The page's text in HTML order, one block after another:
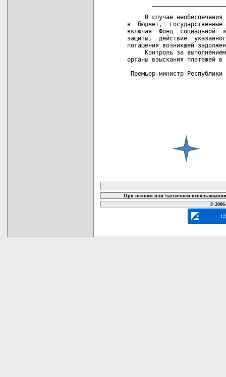
В случае необеспечения
в  бюджет,  государственные
включая  Фонд  социальной
защиты,  действие
погашения возникшей
Контроль за
органы взыскания платежей
Премьер-министр
При полном или частичном
©